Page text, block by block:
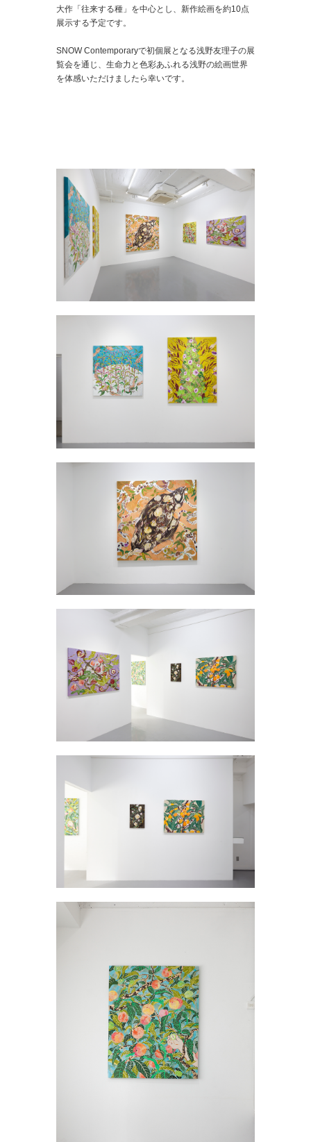
大作「往来する種」を中心とし、新作絵画を約10点
展示する予定です。
SNOW Contemporaryで初個展となる浅野友理子の展
覧会を通じ、生命力と色彩あふれる浅野の絵画世界
を体感いただけましたら幸いです。